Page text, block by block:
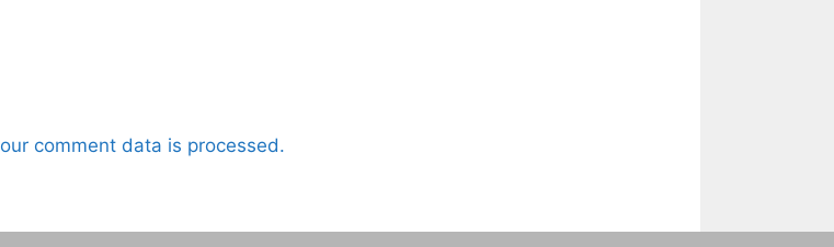
comment data is processed.